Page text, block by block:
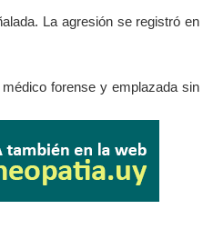
La agresión se registró en
forense y emplazada sin